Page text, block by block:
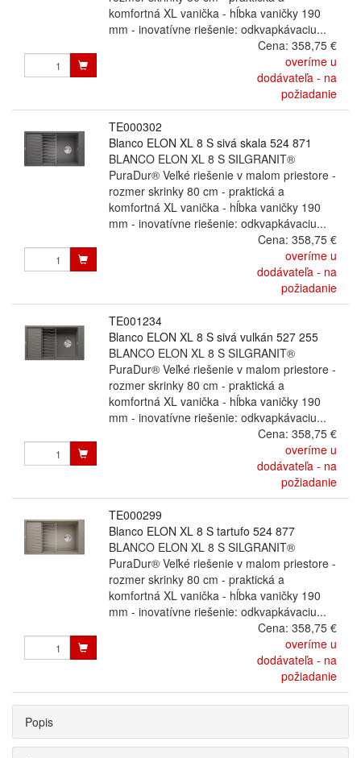
komfortná XL vanička - hĺbka vaničky 190
mm - inovatívne riešenie: odkvapkávaciu...
Cena: 358,75 €
overíme u
dodávateľa - na
požiadanie
TE000302
Blanco ELON XL 8 S sivá skala 524 871
BLANCO ELON XL 8 S SILGRANIT®
PuraDur® Veľké riešenie v malom priestore -
rozmer skrinky 80 cm - praktická a
komfortná XL vanička - hĺbka vaničky 190
mm - inovatívne riešenie: odkvapkávaciu...
Cena: 358,75 €
overíme u
dodávateľa - na
požiadanie
TE001234
Blanco ELON XL 8 S sivá vulkán 527 255
BLANCO ELON XL 8 S SILGRANIT®
PuraDur® Veľké riešenie v malom priestore -
rozmer skrinky 80 cm - praktická a
komfortná XL vanička - hĺbka vaničky 190
mm - inovatívne riešenie: odkvapkávaciu...
Cena: 358,75 €
overíme u
dodávateľa - na
požiadanie
TE000299
Blanco ELON XL 8 S tartufo 524 877
BLANCO ELON XL 8 S SILGRANIT®
PuraDur® Veľké riešenie v malom priestore -
rozmer skrinky 80 cm - praktická a
komfortná XL vanička - hĺbka vaničky 190
mm - inovatívne riešenie: odkvapkávaciu...
Cena: 358,75 €
overíme u
dodávateľa - na
požiadanie
Popis